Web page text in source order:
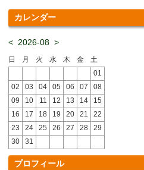
カレンダー
< 2026-08 >
日 月 火 水 木 金
土
01
02
03 04 05 06 07
08
09
10 11 12 13 14
15
16
17 18 19 20 21
22
23
24 25 26 27 28
29
30
31
プロフィール